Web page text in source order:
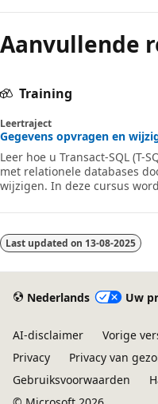
Aanvullende
Training
Leertraject
Gegevens opvragen en
Leer hoe u Transact-SQL (T-
met relationele databases
wijzigen. In deze cursus
samenvoegen van
met behulp van SQL Server
Last updated on 13-08-2025
Nederlands Uw
AI-disclaimer Vorige
Privacy
Privacy van
Gebruiksvoorwaarden